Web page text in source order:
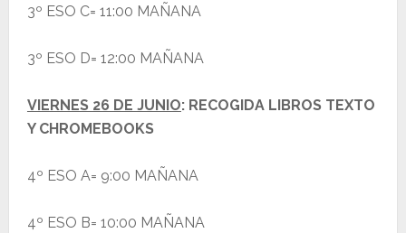
3º ESO C= 11:00 MAÑANA
3º ESO D= 12:00 MAÑANA
VIERNES 26 DE JUNIO: RECOGIDA LIBROS TEXTO
Y CHROMEBOOKS
4º ESO A= 9:00 MAÑANA
4º ESO B= 10:00 MAÑANA